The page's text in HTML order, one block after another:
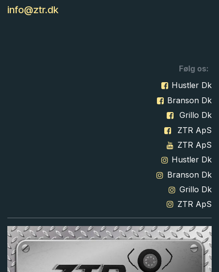
info@ztr.dk
Følg os:
Hustler Dk
Branson Dk
Grillo Dk
ZTR ApS
ZTR ApS
Hustler Dk
Branson Dk
Grillo Dk
ZTR ApS